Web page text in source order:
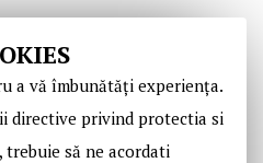
a vă îmbunătăți experiența.
directive privind protectia si
să ne acordati
Licitaţii Historic SRL